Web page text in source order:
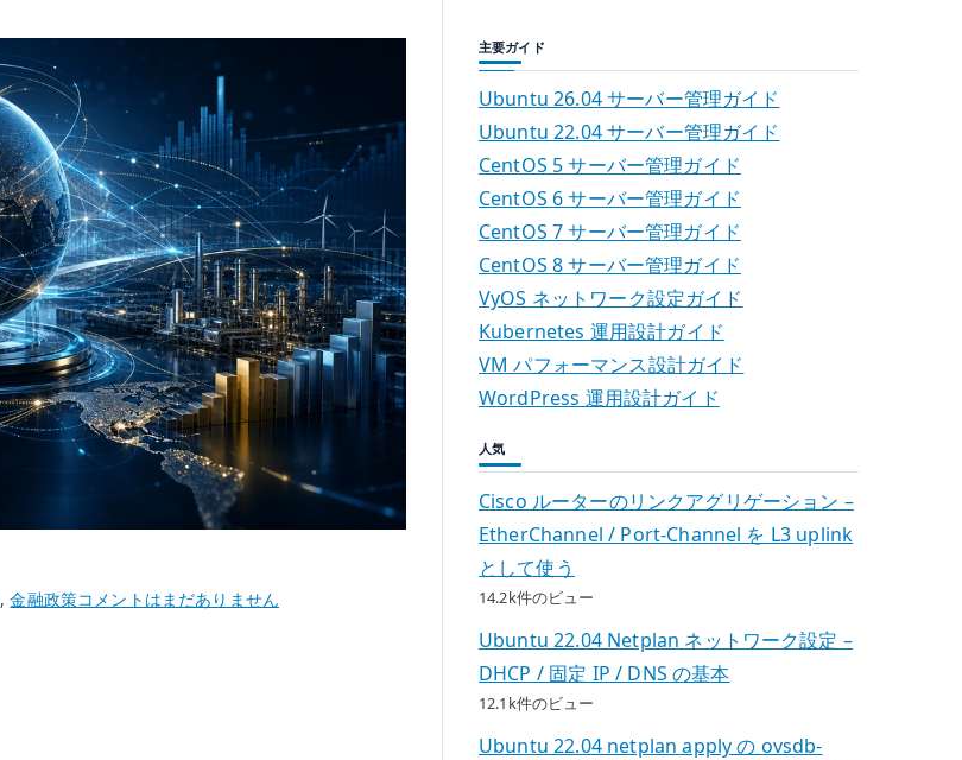
,金融政策植
コメントはまだありません
主要ガイド
Ubuntu 26.04 サーバー管理ガイド
Ubuntu 22.04 サーバー管理ガイド
CentOS 5 サーバー管理ガイド
CentOS 6 サーバー管理ガイド
CentOS 7 サーバー管理ガイド
CentOS 8 サーバー管理ガイド
VyOS ネットワーク設定ガイド
Kubernetes 運用設計ガイド
VM パフォーマンス設計ガイド
WordPress 運用設計ガイド
人気
Cisco ルーターのリンクアグリゲーション –
EtherChannel / Port-Channel を L3 uplink
として使う
14.2k件のビュー
Ubuntu 22.04 Netplan ネットワーク設定 –
DHCP / 固定 IP / DNS の基本
12.1k件のビュー
Ubuntu 22.04 netplan apply の ovsdb-